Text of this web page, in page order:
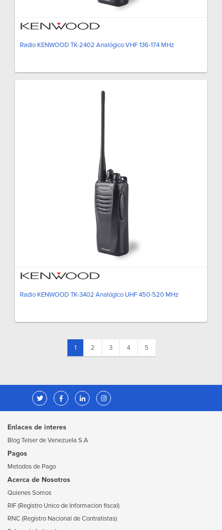
Radio KENWOOD TK-2402 Analógico VHF 136-174 MHz
Radio KENWOOD TK-3402 Analógico UHF 450-520 MHz
1(current)
2 3 4 5
Enlaces de interes
Blog Telser de Venezuela S.A
Pagos
Metodos de Pago
Acerca de Nosotros
Quienes Somos
RIF (Registro Unico de Informacion fiscal)
RNC (Registro Nacional de Contratistas)